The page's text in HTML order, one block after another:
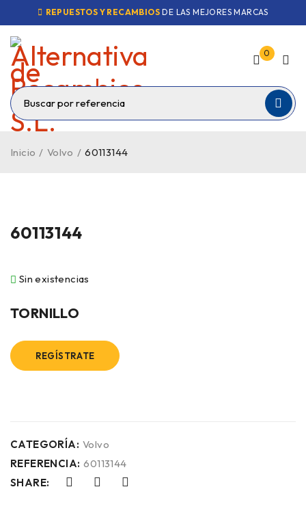
REPUESTOS Y RECAMBIOS DE LAS MEJORES MARCAS
0
Inicio / Volvo / 60113144
60113144
Sin existencias
TORNILLO
REGÍSTRATE
CATEGORÍA: Volvo
REFERENCIA: 60113144
SHARE: